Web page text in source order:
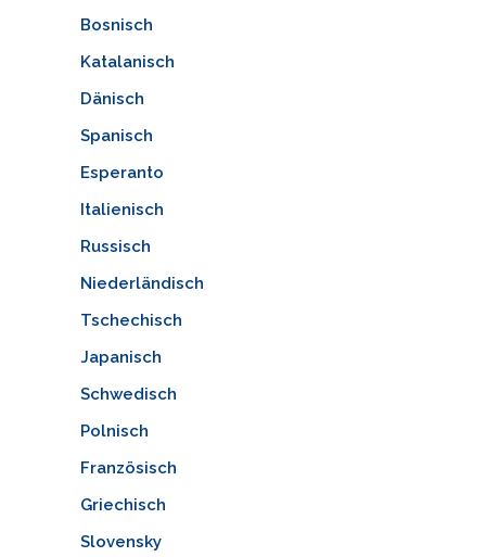
Bosnisch
Katalanisch
Dänisch
Spanisch
Esperanto
Italienisch
Russisch
Niederländisch
Tschechisch
Japanisch
Schwedisch
Polnisch
Französisch
Griechisch
Slovensky